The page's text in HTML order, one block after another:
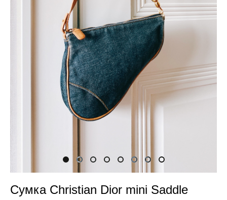
Сумка Christian Dior mini Saddle